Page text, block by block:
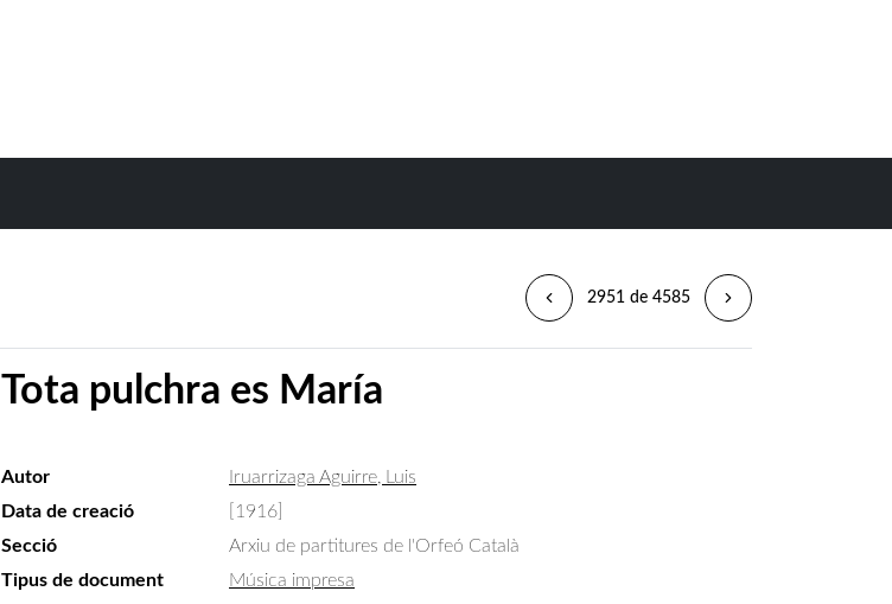
2951 de 4585
Tota pulchra es María
Autor
Iruarrizaga Aguirre, Luis
Data de creació
[1916]
Secció
Arxiu de partitures de l'Orfeó Català
Tipus de document
Música impresa